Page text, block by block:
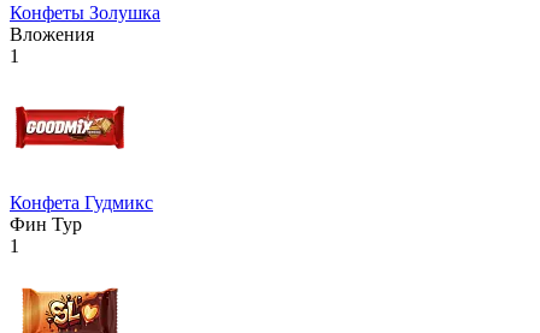
Конфеты Золушка
Вложения
1
Конфета Гудмикс
Фин Тур
1